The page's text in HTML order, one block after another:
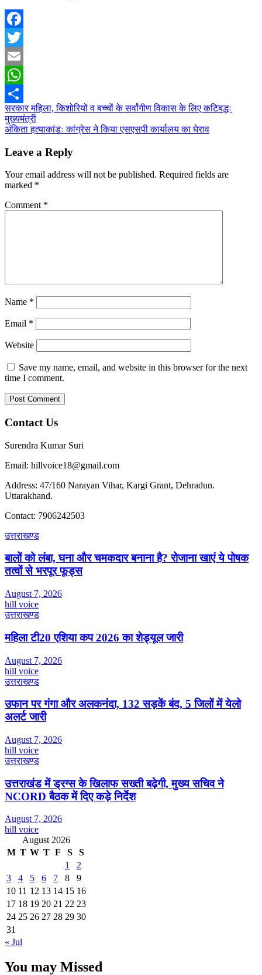
Facebook
Twitter
Email
WhatsApp
Share
Post
navigation
सरकार महिला, किशोरियों व बच्चों के सर्वांगीण विकास के लिए कटिबद्धः
मुख्यमंत्री
अंकिता हत्याकांडः कांग्रेस ने किया एसएसपी कार्यालय का घेराव
Leave a Reply
Your email address will not be published. Required fields are
marked *
Comment *
Name *
Email *
Website
Save my name, email, and website in this browser for the next
time I comment.
Contact Us
Surendra Kumar Suri
Email: hillvoice18@gmail.com
Address: 47/160 Narayan Vihar, Kargi Grant, Dehradun.
Uttarakhand.
Contact: 7906242503
उत्तराखण्ड
बालों को लंबा, घना और चमकदार बनाना है? रोजाना खाएं ये पोषक
तत्वों से भरपूर फूड्स
August 7, 2026
hill voice
उत्तराखण्ड
महिला टी20 एशिया कप 2026 का शेड्यूल जारी
August 7, 2026
hill voice
उत्तराखण्ड
उफान पर गंगा और अलकनंदा, 132 सड़कें बंद, 5 जिलों में येलो
अलर्ट जारी
August 7, 2026
hill voice
उत्तराखण्ड
उत्तराखंड में ड्रग्स के खिलाफ सख्ती बढ़ेगी, मुख्य सचिव ने
NCORD बैठक में दिए कड़े निर्देश
August 7, 2026
hill voice
August 2026
M T W T F S
S
1
2
3
4 5 6 7 8
9
10 11 12 13 14 15 16
17 18 19 20 21 22 23
24 25 26 27 28 29 30
31
« Jul
You may Missed